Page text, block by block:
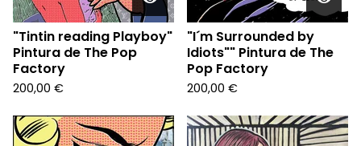
"Tintin reading Playboy"
Pintura de The Pop
Factory
200,00 €
"I´m Surrounded by
Idiots"" Pintura de The
Pop Factory
200,00 €